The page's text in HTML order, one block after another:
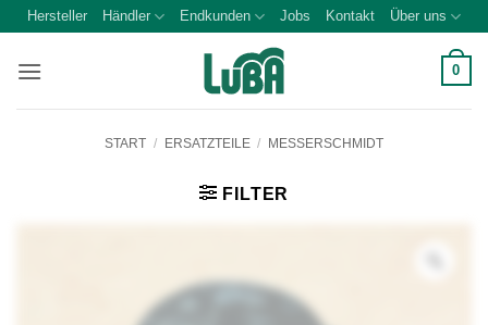
Zum
springen
Hersteller Händler Endkunden Jobs Kontakt Über uns
0
START / ERSATZTEILE / MESSERSCHMIDT
FILTER